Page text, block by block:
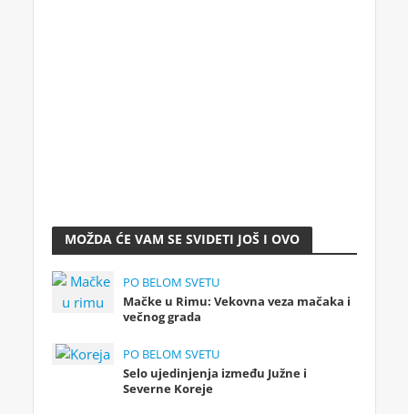
MOŽDA ĆE VAM SE SVIDETI JOŠ I OVO
PO BELOM SVETU
Mačke u Rimu: Vekovna veza mačaka i
večnog grada
PO BELOM SVETU
Selo ujedinjenja između Južne i
Severne Koreje